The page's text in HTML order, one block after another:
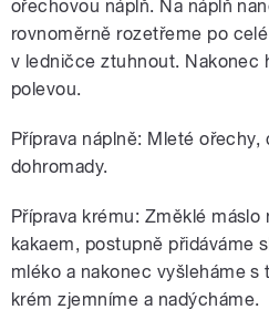
ořechovou náplň. Na náplň
rovnoměrně rozetřeme po
v ledničce ztuhnout. Nakonec
polevou.
Příprava náplně: Mleté
dohromady.
Příprava krému: Změklé
kakaem, postupně přidáváme
mléko a nakonec vyšleháme
krém zjemníme a nadýcháme.